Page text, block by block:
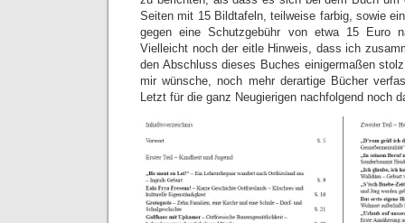
Seiten mit 15 Bildtafeln, teilweise farbig, sowie
gegen eine Schutzgebühr von etwa 15 Euro
Vielleicht noch der eitle Hinweis, dass ich
den Abschluss dieses Buches einigermaßen
mir wünsche, noch mehr derartige Bücher
Letzt für die ganz Neugierigen nachfolgend noch